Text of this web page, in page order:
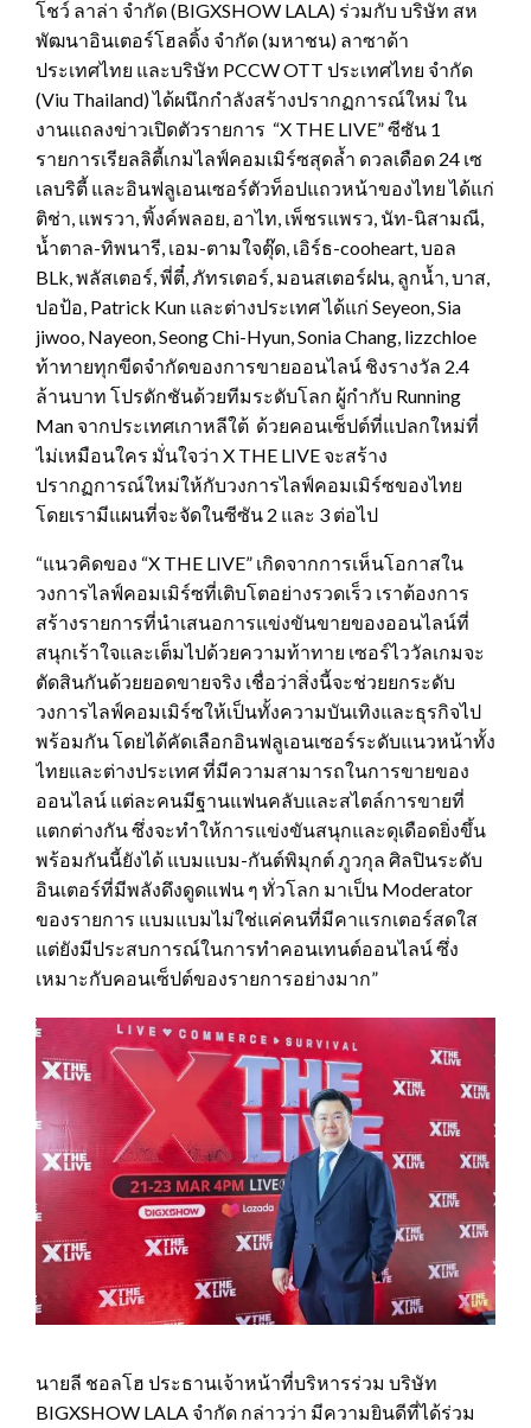
โชว์ ลาล่า จำกัด (BIGXSHOW LALA) ร่วมกับ บริษัท สห
พัฒนาอินเตอร์โฮลดิ้ง จำกัด (มหาชน) ลาซาด้า
ประเทศไทย และบริษัท PCCW OTT ประเทศไทย จำกัด
(Viu Thailand) ได้ผนึกกำลังสร้างปรากฏการณ์ใหม่ ใน
งานแถลงข่าวเปิดตัวรายการ “X THE LIVE” ซีซัน 1
รายการเรียลลิตี้เกมไลฟ์คอมเมิร์ซสุดล้ำ ดวลเดือด 24 เซ
เลบริตี้ และอินฟลูเอนเซอร์ตัวท็อปแถวหน้าของไทย ได้แก่
ติช่า, แพรวา, พิ้งค์พลอย, อาไท, เพ็ชรแพรว, นัท-นิสามณี,
น้ำตาล-ทิพนารี, เอม-ตามใจตุ๊ด, เอิร์ธ-cooheart, บอล
BLk, พลัสเตอร์, พี่ตี๋, ภัทรเตอร์, มอนสเตอร์ฝน, ลูกน้ำ, บาส,
ปอป้อ, Patrick Kun และต่างประเทศ ได้แก่ Seyeon, Sia
jiwoo, Nayeon, Seong Chi-Hyun, Sonia Chang, lizzchloe
ท้าทายทุกขีดจำกัดของการขายออนไลน์ ชิงรางวัล 2.4
ล้านบาท โปรดักชันด้วยทีมระดับโลก ผู้กำกับ Running
Man จากประเทศเกาหลีใต้ ด้วยคอนเซ็ปต์ที่แปลกใหม่ที่
ไม่เหมือนใคร มั่นใจว่า X THE LIVE จะสร้าง
ปรากฏการณ์ใหม่ให้กับวงการไลฟ์คอมเมิร์ซของไทย
โดยเรามีแผนที่จะจัดในซีซัน 2 และ 3 ต่อไป
“แนวคิดของ “X THE LIVE” เกิดจากการเห็นโอกาสใน
วงการไลฟ์คอมเมิร์ซที่เติบโตอย่างรวดเร็ว เราต้องการ
สร้างรายการที่นำเสนอการแข่งขันขายของออนไลน์ที่
สนุกเร้าใจและเต็มไปด้วยความท้าทาย เซอร์ไววัลเกมจะ
ตัดสินกันด้วยยอดขายจริง เชื่อว่าสิ่งนี้จะช่วยยกระดับ
วงการไลฟ์คอมเมิร์ซให้เป็นทั้งความบันเทิงและธุรกิจไป
พร้อมกัน โดยได้คัดเลือกอินฟลูเอนเซอร์ระดับแนวหน้าทั้ง
ไทยและต่างประเทศ ที่มีความสามารถในการขายของ
ออนไลน์ แต่ละคนมีฐานแฟนคลับและสไตล์การขายที่
แตกต่างกัน ซึ่งจะทำให้การแข่งขันสนุกและดุเดือดยิ่งขึ้น
พร้อมกันนี้ยังได้ แบมแบม-กันต์พิมุกต์ ภูวกุล ศิลปินระดับ
อินเตอร์ที่มีพลังดึงดูดแฟน ๆ ทั่วโลก มาเป็น Moderator
ของรายการ แบมแบมไม่ใช่แค่คนที่มีคาแรกเตอร์สดใส
แต่ยังมีประสบการณ์ในการทำคอนเทนต์ออนไลน์ ซึ่ง
เหมาะกับคอนเซ็ปต์ของรายการอย่างมาก”
นายลี ชอลโฮ ประธานเจ้าหน้าที่บริหารร่วม บริษัท
BIGXSHOW LALA จำกัด กล่าวว่า มีความยินดีที่ได้ร่วม